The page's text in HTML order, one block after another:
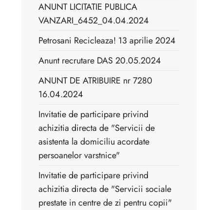
ANUNT LICITATIE PUBLICA
VANZARI_6452_04.04.2024
Petrosani Recicleaza! 13 aprilie 2024
Anunt recrutare DAS 20.05.2024
ANUNT DE ATRIBUIRE nr 7280
16.04.2024
Invitatie de participare privind
achizitia directa de "Servicii de
asistenta la domiciliu acordate
persoanelor varstnice"
Invitatie de participare privind
achizitia directa de "Servicii sociale
prestate in centre de zi pentru copii"